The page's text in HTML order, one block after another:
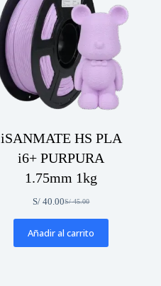
iSANMATE HS PLA
i6+ PURPURA
1.75mm 1kg
S/45.00
El
precio
original
era:
S/ 40.00El
precio
actual
es:
Añadir al carrito